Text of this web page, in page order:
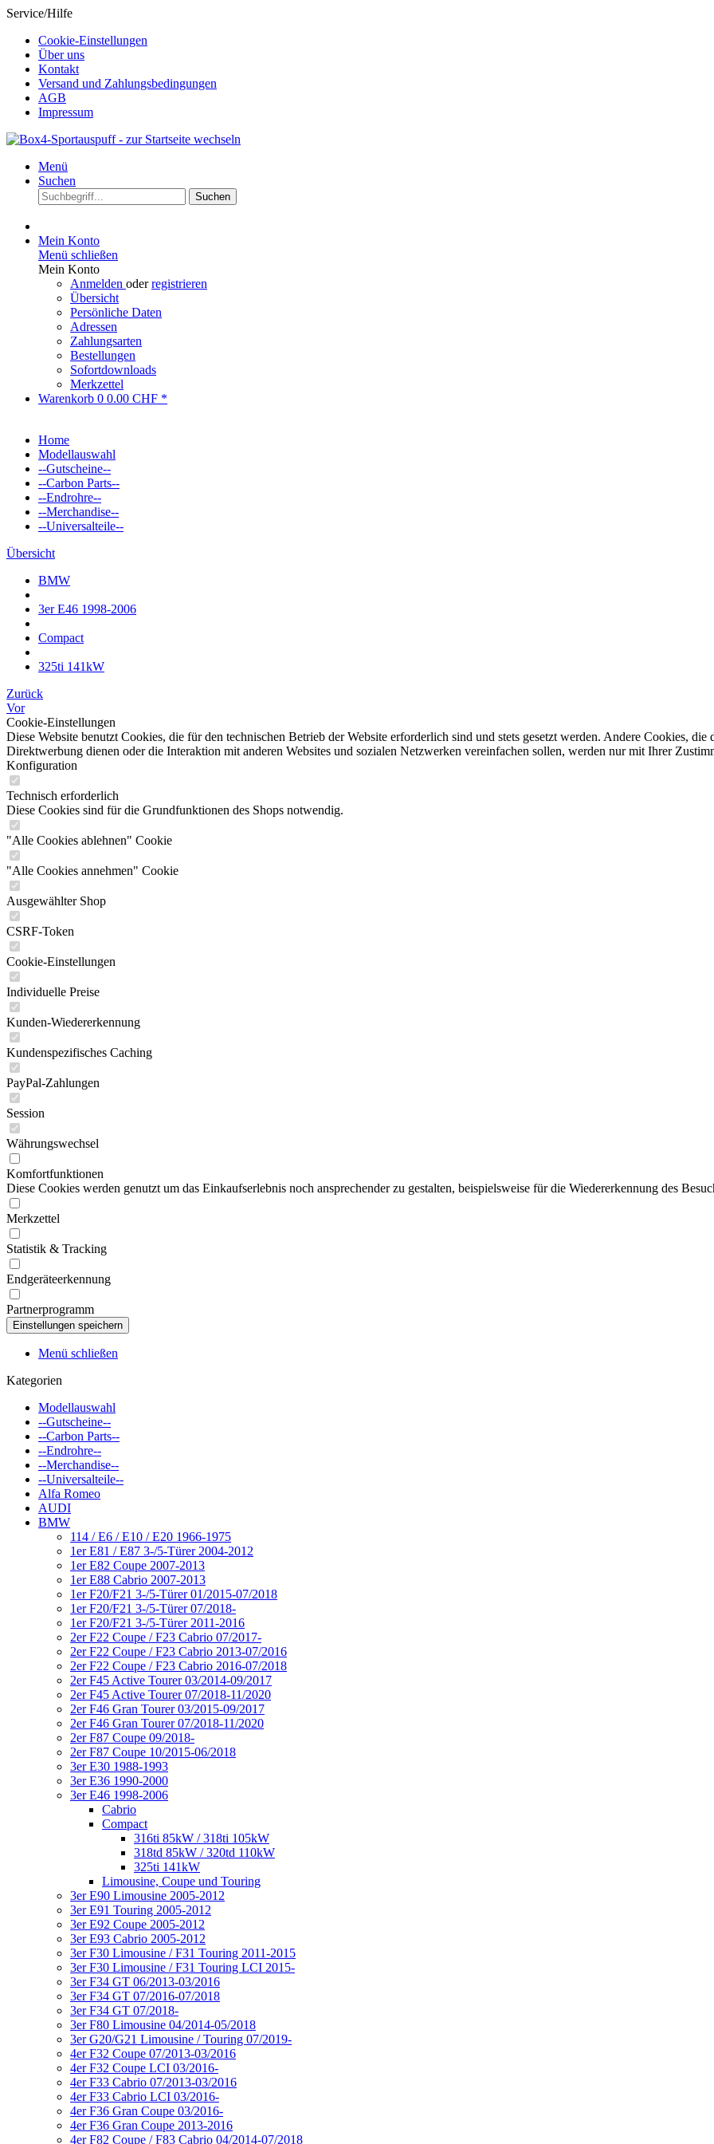
Service/Hilfe
Cookie-Einstellungen
Über uns
Kontakt
Versand und Zahlungsbedingungen
AGB
Impressum
Menü
Suchen
Suchen
Mein Konto
Menü schließen
Mein Konto
Anmelden oderregistrieren
Übersicht
Persönliche Daten
Adressen
Zahlungsarten
Bestellungen
Sofortdownloads
Merkzettel
Warenkorb 0 0.00 CHF *
Home
Modellauswahl
--Gutscheine--
--Carbon Parts--
--Endrohre--
--Merchandise--
--Universalteile--
Übersicht
BMW
3er E46 1998-2006
Compact
325ti 141kW
Zurück
Vor
Cookie-Einstellungen
Diese Website benutzt Cookies, die für den technischen Betrieb der Website erforderlich sind und stets gesetzt werden. Andere Cookies,
Direktwerbung dienen oder die Interaktion mit anderen Websites und sozialen Netzwerken vereinfachen sollen, werden nur mit Ihrer
Konfiguration
Technisch erforderlich
Diese Cookies sind für die Grundfunktionen des Shops notwendig.
"Alle Cookies ablehnen" Cookie
"Alle Cookies annehmen" Cookie
Ausgewählter Shop
CSRF-Token
Cookie-Einstellungen
Individuelle Preise
Kunden-Wiedererkennung
Kundenspezifisches Caching
PayPal-Zahlungen
Session
Währungswechsel
Komfortfunktionen
Diese Cookies werden genutzt um das Einkaufserlebnis noch ansprechender zu gestalten, beispielsweise für die Wiedererkennung des
Merkzettel
Statistik & Tracking
Endgeräteerkennung
Partnerprogramm
Menü schließen
Kategorien
Modellauswahl
--Gutscheine--
--Carbon Parts--
--Endrohre--
--Merchandise--
--Universalteile--
Alfa Romeo
AUDI
BMW
114 / E6 / E10 / E20 1966-1975
1er E81 / E87 3-/5-Türer 2004-2012
1er E82 Coupe 2007-2013
1er E88 Cabrio 2007-2013
1er F20/F21 3-/5-Türer 01/2015-07/2018
1er F20/F21 3-/5-Türer 07/2018-
1er F20/F21 3-/5-Türer 2011-2016
2er F22 Coupe / F23 Cabrio 07/2017-
2er F22 Coupe / F23 Cabrio 2013-07/2016
2er F22 Coupe / F23 Cabrio 2016-07/2018
2er F45 Active Tourer 03/2014-09/2017
2er F45 Active Tourer 07/2018-11/2020
2er F46 Gran Tourer 03/2015-09/2017
2er F46 Gran Tourer 07/2018-11/2020
2er F87 Coupe 09/2018-
2er F87 Coupe 10/2015-06/2018
3er E30 1988-1993
3er E36 1990-2000
3er E46 1998-2006
Cabrio
Compact
316ti 85kW / 318ti 105kW
318td 85kW / 320td 110kW
325ti 141kW
Limousine, Coupe und Touring
3er E90 Limousine 2005-2012
3er E91 Touring 2005-2012
3er E92 Coupe 2005-2012
3er E93 Cabrio 2005-2012
3er F30 Limousine / F31 Touring 2011-2015
3er F30 Limousine / F31 Touring LCI 2015-
3er F34 GT 06/2013-03/2016
3er F34 GT 07/2016-07/2018
3er F34 GT 07/2018-
3er F80 Limousine 04/2014-05/2018
3er G20/G21 Limousine / Touring 07/2019-
4er F32 Coupe 07/2013-03/2016
4er F32 Coupe LCI 03/2016-
4er F33 Cabrio 07/2013-03/2016
4er F33 Cabrio LCI 03/2016-
4er F36 Gran Coupe 03/2016-
4er F36 Gran Coupe 2013-2016
4er F82 Coupe / F83 Cabrio 04/2014-07/2018